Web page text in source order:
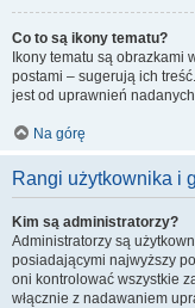
Co to są ikony tematu?
Ikony tematu są
postami – sugerują ich
jest od uprawnień
Na górę
Rangi użytkownika i
Kim są administratorzy?
Administratorzy są
posiadającymi najwyższy
oni kontrolować wszystkie
włącznie z nadawaniem